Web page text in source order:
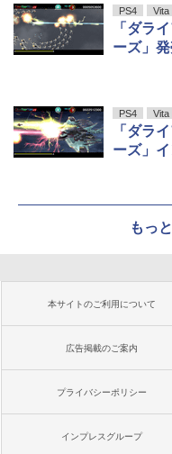
PS4 Vita
「ダラ
ーズ」
PS4 Vita
「ダラ
ーズ」
もっ
本サイトのご利用について
広告掲載のご案内
プライバシーポリシー
インプレスグループ